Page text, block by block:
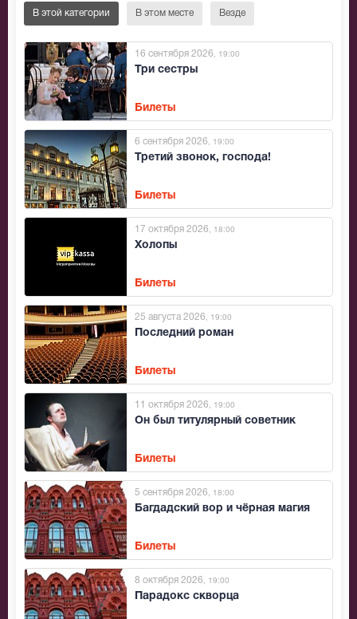
В этой категории В этом месте Везде
Три сестры
16 сентября 2026 , 19:00
Билеты
Третий звонок, господа!
6 сентября 2026 , 19:00
Билеты
Холопы
17 октября 2026 , 18:00
Билеты
Последний роман
25 августа 2026 , 19:00
Билеты
Он был титулярный советник
11 октября 2026 , 19:00
Билеты
Багдадский вор и чёрная магия
5 сентября 2026 , 18:00
Билеты
Парадокс скворца
8 октября 2026 , 19:00